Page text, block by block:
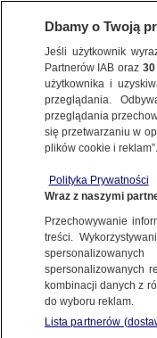
ŚWIAT
dokonałeś
że jest możliwe
10.02.2024, 05:39
Udostępnij
Dbamy o Twoją
Jeśli użytkownik
Partnerów IAB oraz30
użytkownika i
przeglądania.
przeglądania
się przetwarzaniu w
plików cookie i reklam”.
Polityka Prywatności
Wraz z naszymi
Przechowywanie
treści.
spersonalizowanych
kombinacji danych z
do wyboru reklam.
Lista partnerów